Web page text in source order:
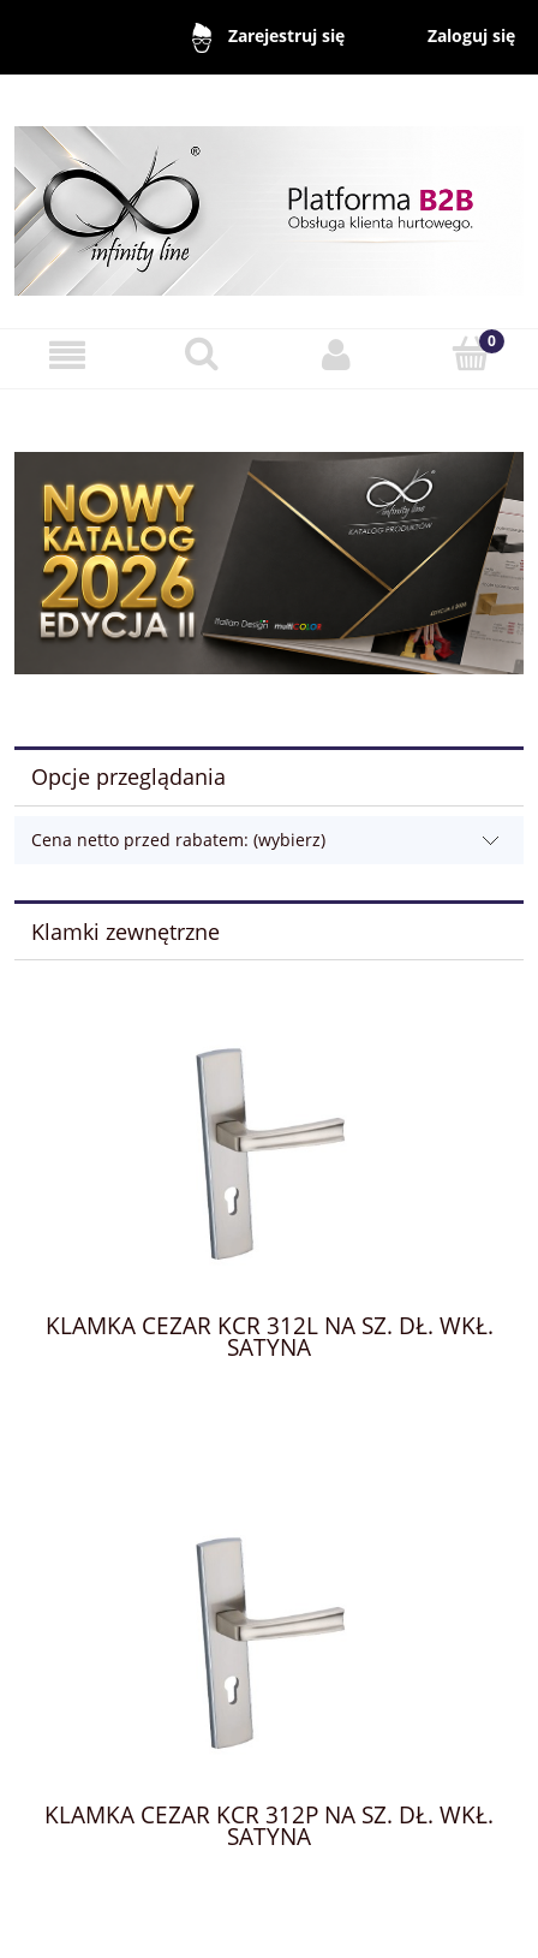
Zarejestruj się Zaloguj się
Opcje przeglądania
Cena netto przed rabatem: (wybierz)
Klamki zewnętrzne
KLAMKA CEZAR KCR 312L NA SZ. DŁ. WKŁ.
SATYNA
KLAMKA CEZAR KCR 312P NA SZ. DŁ. WKŁ.
SATYNA